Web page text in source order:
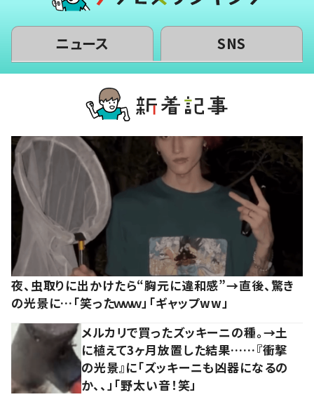
ニュース SNS
夜、虫取りに出かけたら“胸元に違和感”→直後、驚き
の光景に…「笑ったｗｗｗ」「ギャップww」
メルカリで買ったズッキーニの種。→土
に植えて3ヶ月放置した結果……『衝撃
の光景』に「ズッキーニも凶器になるの
か、、」「野太い音！笑」